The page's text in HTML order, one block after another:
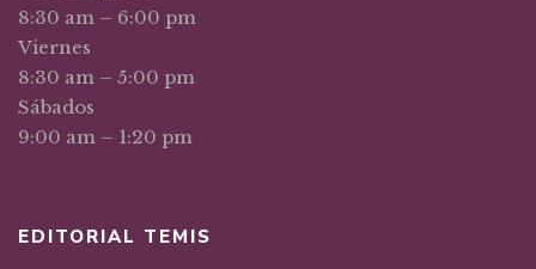
8:30 am – 6:00 pm
Viernes
8:30 am – 5:00 pm
Sábados
9:00 am – 1:20 pm
EDITORIAL TEMIS